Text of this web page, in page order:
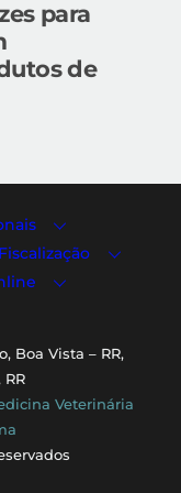
para
de
Fiscalização
Boa Vista – RR,
Veterinária